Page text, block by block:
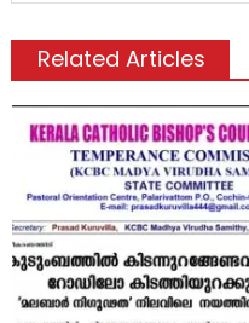
Related Articles